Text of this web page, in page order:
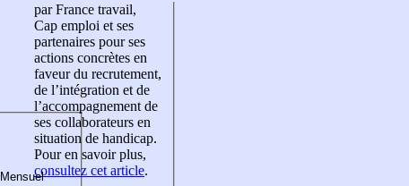
par France travail,
Cap emploi et ses
partenaires pour ses
actions concrètes en
faveur du recrutement,
de l’intégration et de
l’accompagnement de
ses collaborateurs en
situation de handicap.
Pour en savoir plus,
consultez cet article.